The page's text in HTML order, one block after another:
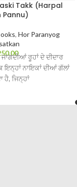
Takk (Harpal
Pannu)
,Hor Paranyog
ਰੂਹਾਂ ਦੇ ਦੀਦਾਰ
ਇਨ੍ਹਾਂ ਨਾਇਕਾਂ ਦੀਆਂ ਗੱਲਾਂ
ਹੈ, ਜਿਨ੍ਹਾਂ